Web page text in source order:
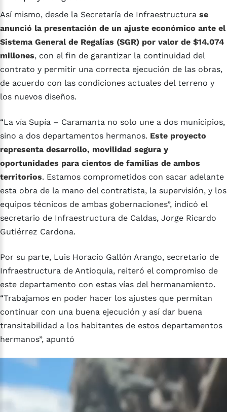
Así mismo, desde la Secretaría de Infraestructura se
anunció la presentación de un ajuste económico ante el
Sistema General de Regalías (SGR) por valor de $14.074
millones, con el fin de garantizar la continuidad del
contrato y permitir una correcta ejecución de las obras,
de acuerdo con las condiciones actuales del terreno y
los nuevos diseños.
“La vía Supía – Caramanta no solo une a dos municipios,
sino a dos departamentos hermanos. Este proyecto
representa desarrollo, movilidad segura y
oportunidades para cientos de familias de ambos
territorios. Estamos comprometidos con sacar adelante
esta obra de la mano del contratista, la supervisión, y los
equipos técnicos de ambas gobernaciones”, indicó el
secretario de Infraestructura de Caldas, Jorge Ricardo
Gutiérrez Cardona.
Por su parte, Luis Horacio Gallón Arango, secretario de
Infraestructura de Antioquia, reiteró el compromiso de
este departamento con estas vías del hermanamiento.
“Trabajamos en poder hacer los ajustes que permitan
continuar con una buena ejecución y así dar buena
transitabilidad a los habitantes de estos departamentos
hermanos”, apuntó